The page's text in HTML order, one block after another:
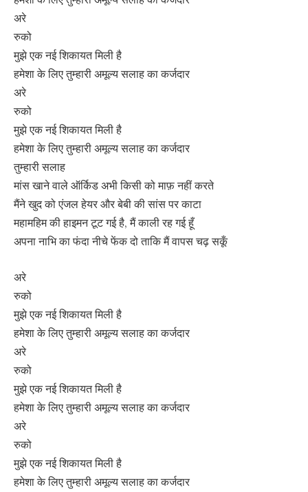
अरे
रुको
मुझे एक नई शिकायत मिली है
हमेशा के लिए तुम्हारी अमूल्य सलाह का कर्जदार
अरे
रुको
मुझे एक नई शिकायत मिली है
हमेशा के लिए तुम्हारी अमूल्य सलाह का कर्जदार
तुम्हारी सलाह
मांस खाने वाले ऑर्किड अभी किसी को माफ़ नहीं करते
मैंने खुद को एंजल हेयर और बेबी की सांस पर काटा
महामहिम की हाइमन टूट गई है, मैं काली रह गई हूँ
अपना नाभि का फंदा नीचे फेंक दो ताकि मैं वापस चढ़ सकूँ
अरे
रुको
मुझे एक नई शिकायत मिली है
हमेशा के लिए तुम्हारी अमूल्य सलाह का कर्जदार
अरे
रुको
मुझे एक नई शिकायत मिली है
हमेशा के लिए तुम्हारी अमूल्य सलाह का कर्जदार
अरे
रुको
मुझे एक नई शिकायत मिली है
हमेशा के लिए तुम्हारी अमूल्य सलाह का कर्जदार